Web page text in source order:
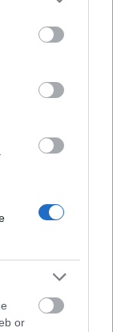
may click to
party tags to
below Google
or
az
remek
az